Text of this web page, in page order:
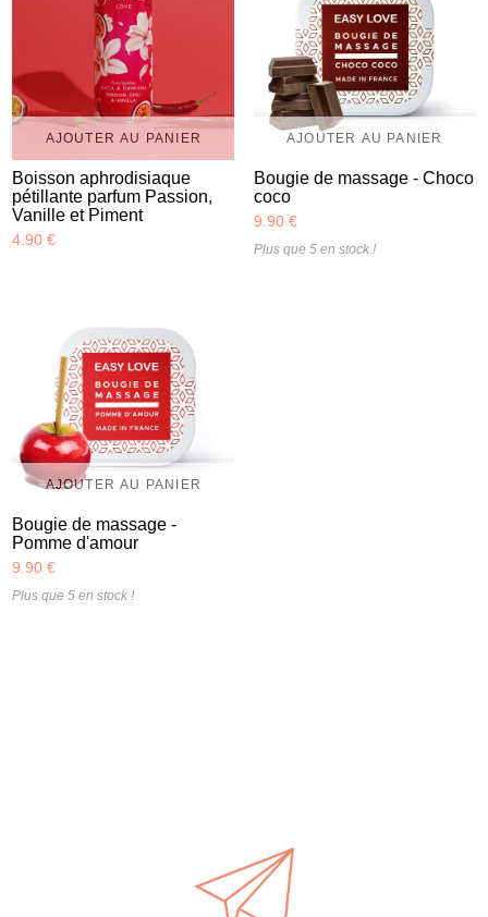
AJOUTER AU PANIER
Boisson aphrodisiaque
pétillante parfum Passion,
Vanille et Piment
4.90 €
AJOUTER AU PANIER
Bougie de massage - Choco
coco
9.90 €
Plus que 5 en stock !
AJOUTER AU PANIER
Bougie de massage -
Pomme d'amour
9.90 €
Plus que 5 en stock !